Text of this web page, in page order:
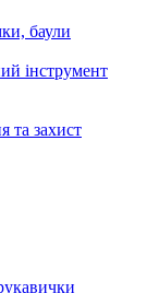
баули
інструмент
та захист